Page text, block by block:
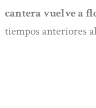
cantera vuelve a
tiempos anteriores